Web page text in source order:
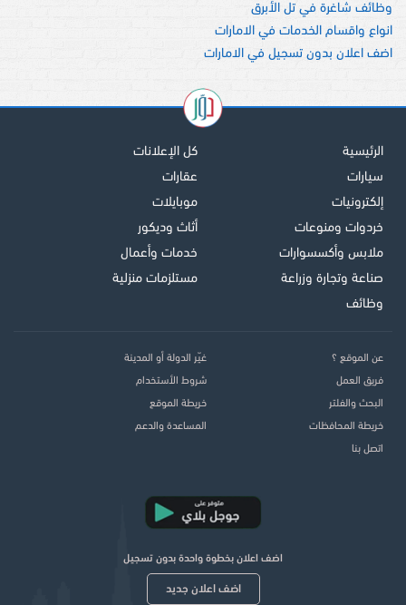
وظائف شاغرة في تل الأبرق
انواع واقسام الخدمات في الامارات
اضف اعلان بدون تسجيل في الامارات
الرئيسية
كل الإعلانات
سيارات
عقارات
إلكترونيات
موبايلات
خردوات ومنوعات
أثاث وديكور
ملابس وأكسسوارات
خدمات وأعمال
صناعة وتجارة وزراعة
مستلزمات منزلية
وظائف
عن الموقع ؟ غيّر الدولة أو المدينة
فريق العمل شروط الأستخدام
البحث والفلتر خريطة الموقع
خريطة المحافظات المساعدة والدعم
اتصل بنا
اضف اعلان بخطوة واحدة بدون تسجيل
اضف اعلان جديد